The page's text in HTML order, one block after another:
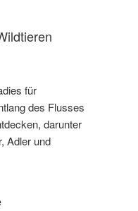
für
des Flusses
darunter
Adler und